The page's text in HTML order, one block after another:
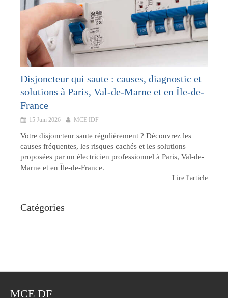
Disjoncteur qui saute : causes, diagnostic et
solutions à Paris, Val-de-Marne et en Île-de-
France
15 Juin 2026 MCE IDF
Votre disjoncteur saute régulièrement ? Découvrez les
causes fréquentes, les risques cachés et les solutions
proposées par un électricien professionnel à Paris, Val-de-
Marne et en Île-de-France.
Lire l'article
Catégories
MCE DF